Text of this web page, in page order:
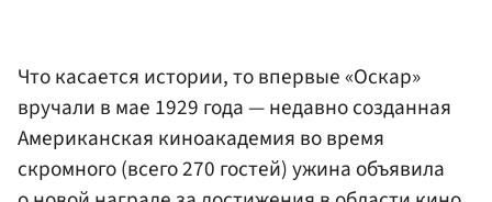
Что касается истории, то впервые «Оскар»
вручали в мае 1929 года — недавно созданная
Американская киноакадемия во время
скромного (всего 270 гостей) ужина объявила